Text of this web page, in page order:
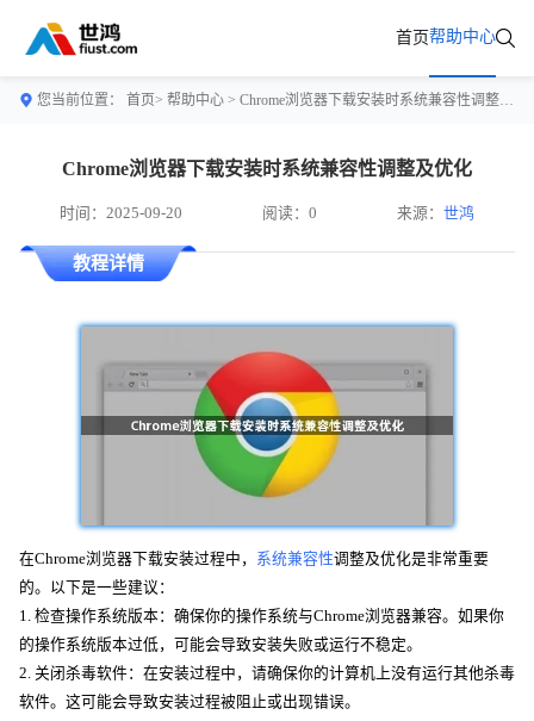
首页帮助中心
您当前位置： 首页> 帮助中心 > Chrome浏览器下载安装时系统兼容性调整及优化
Chrome浏览器下载安装时系统兼容性调整及优化
时间：2025-09-20 阅读：0 来源：世鸿
教程详情
在Chrome浏览器下载安装过程中， 系统兼容性调整及优化是非常重要
的。以下是一些建议：
1. 检查操作系统版本：确保你的操作系统与Chrome浏览器兼容。如果你
的操作系统版本过低，可能会导致安装失败或运行不稳定。
2. 关闭杀毒软件：在安装过程中，请确保你的计算机上没有运行其他杀毒
软件。这可能会导致安装过程被阻止或出现错误。